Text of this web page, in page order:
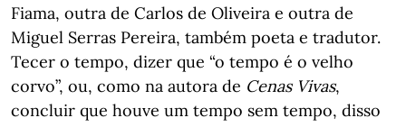
Fiama, outra de Carlos de Oliveira e outra de
Miguel Serras Pereira, também poeta e tradutor.
Tecer o tempo, dizer que “o tempo é o velho
corvo”, ou, como na autora de Cenas Vivas,
concluir que houve um tempo sem tempo, disso